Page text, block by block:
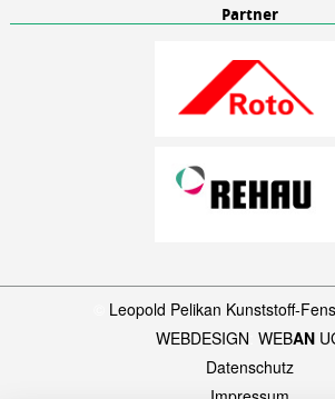
Partner
Leopold Pelikan Kunststoff-
WEBDESIGN WEBAN
Datenschutz